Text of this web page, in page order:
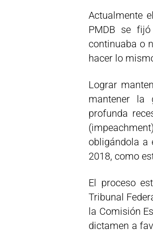
Actualmente
PMDB se
continuaba o
hacer lo
Lograr
mantener la
profunda
obligándola a
2018, como
El proceso
Tribunal
la Comisión
dictamen a